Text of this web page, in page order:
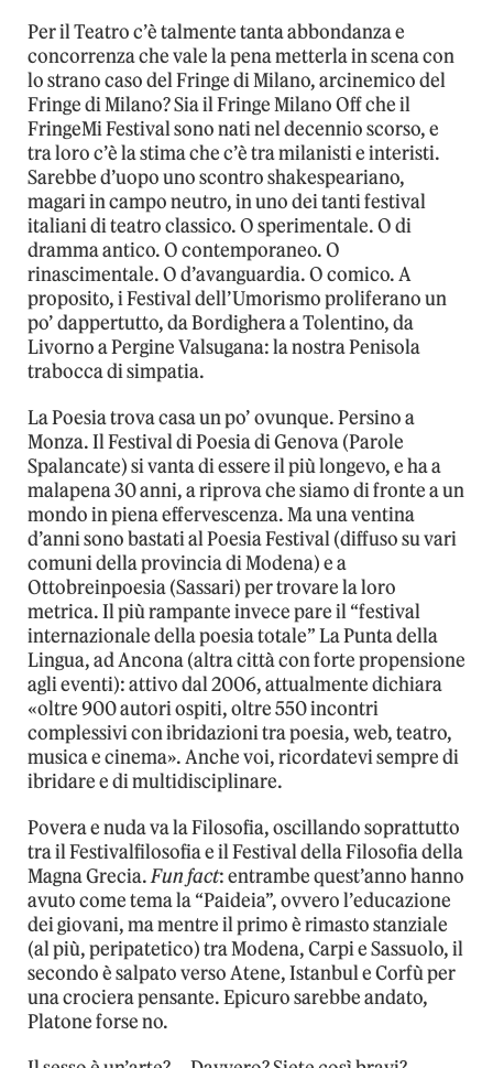
Per il Teatro c’è talmente tanta abbondanza e
concorrenza che vale la pena metterla in scena con
lo strano caso del Fringe di Milano, arcinemico del
Fringe di Milano? Sia il Fringe Milano Off che il
FringeMi Festival sono nati nel decennio scorso, e
tra loro c’è la stima che c’è tra milanisti e interisti.
Sarebbe d’uopo uno scontro shakespeariano,
magari in campo neutro, in uno dei tanti festival
italiani di teatro classico. O sperimentale. O di
dramma antico. O contemporaneo. O
rinascimentale. O d’avanguardia. O comico. A
proposito, i Festival dell’Umorismo proliferano un
po’ dappertutto, da Bordighera a Tolentino, da
Livorno a Pergine Valsugana: la nostra Penisola
trabocca di simpatia.
La Poesia trova casa un po’ ovunque. Persino a
Monza. Il Festival di Poesia di Genova (Parole
Spalancate) si vanta di essere il più longevo, e ha a
malapena 30 anni, a riprova che siamo di fronte a un
mondo in piena effervescenza. Ma una ventina
d’anni sono bastati al Poesia Festival (diffuso su vari
comuni della provincia di Modena) e a
Ottobreinpoesia (Sassari) per trovare la loro
metrica. Il più rampante invece pare il “festival
internazionale della poesia totale” La Punta della
Lingua, ad Ancona (altra città con forte propensione
agli eventi): attivo dal 2006, attualmente dichiara
«oltre 900 autori ospiti, oltre 550 incontri
complessivi con ibridazioni tra poesia, web, teatro,
musica e cinema». Anche voi, ricordatevi sempre di
ibridare e di multidisciplinare.
Povera e nuda va la Filosofia, oscillando soprattutto
tra il Festivalfilosofia e il Festival della Filosofia della
Magna Grecia.Fun fact: entrambe quest’anno hanno
avuto come tema la “Paideia”, ovvero l’educazione
dei giovani, ma mentre il primo è rimasto stanziale
(al più, peripatetico) tra Modena, Carpi e Sassuolo, il
secondo è salpato verso Atene, Istanbul e Corfù per
una crociera pensante. Epicuro sarebbe andato,
Platone forse no.